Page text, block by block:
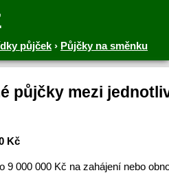
půjček › Půjčky na směnku
půjčky mezi
Kč
9 000 000 Kč na zahájení nebo